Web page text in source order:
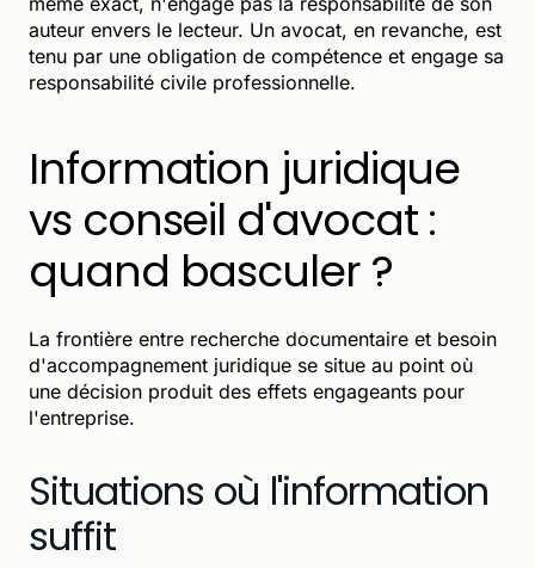
auteur envers le lecteur. Un avocat, en revanche, est
tenu par une obligation de compétence et engage sa
responsabilité civile professionnelle.
Information juridique
vs conseil d'avocat :
quand basculer ?
La frontière entre recherche documentaire et besoin
d'accompagnement juridique se situe au point où
une décision produit des effets engageants pour
l'entreprise.
Situations où l'information
suffit